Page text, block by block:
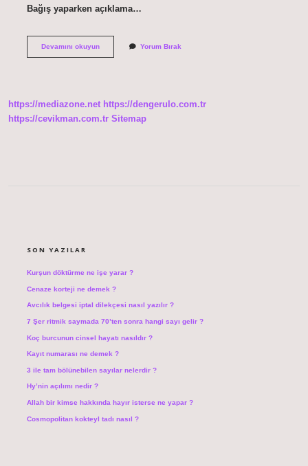
Bağış yaparken açıklama…
Devamını okuyun20
Yorum Bırak
https://mediazone.net https://dengerulo.com.tr
https://cevikman.com.tr Sitemap
SON YAZILAR
Kurşun döktürme ne işe yarar ?
Cenaze korteji ne demek ?
Avcılık belgesi iptal dilekçesi nasıl yazılır ?
7 Şer ritmik saymada 70’ten sonra hangi sayı gelir ?
Koç burcunun cinsel hayatı nasıldır ?
Kayıt numarası ne demek ?
3 ile tam bölünebilen sayılar nelerdir ?
Hy’nin açılımı nedir ?
Allah bir kimse hakkında hayır isterse ne yapar ?
Cosmopolitan kokteyl tadı nasıl ?